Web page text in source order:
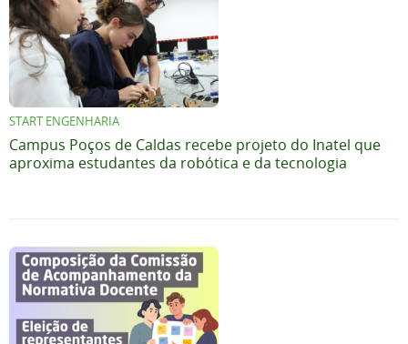
START ENGENHARIA
Campus Poços de Caldas recebe projeto do Inatel que
aproxima estudantes da robótica e da tecnologia